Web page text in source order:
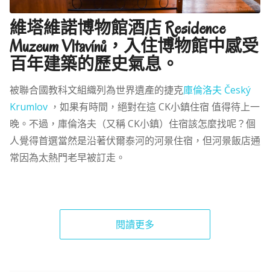
維塔維諾博物館酒店 Residence
Muzeum Vltavínů，入住博物館中感受
百年建築的歷史氣息。
被聯合國教科文組織列為世界遺產的捷克庫倫洛夫 Český
Krumlov，如果有時間，絕對在這 CK小鎮住宿 值得待上一
晚。不過，庫倫洛夫（又稱 CK小鎮）住宿該怎麼找呢？個
人覺得首選當然是沿著伏爾泰河的河景住宿，但河景飯店通
常因為太熱門老早被訂走。
閱讀更多